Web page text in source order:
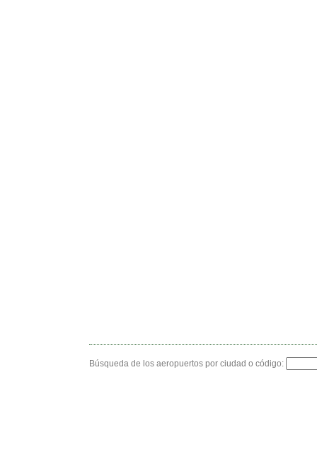
Búsqueda de los aeropuertos por ciudad o código: